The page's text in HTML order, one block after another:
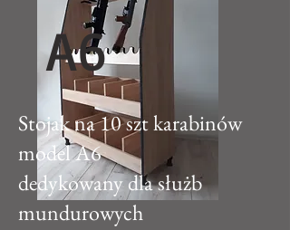
A6
Stojak na 10 szt karabinów
model A6
dedykowany dla służb
mundurowych